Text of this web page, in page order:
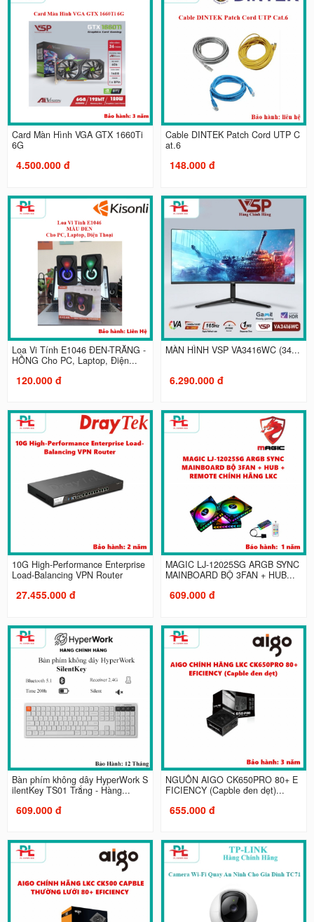
Card Màn Hình VGA GTX 1660Ti
6G
4.500.000 đ
Cable DINTEK Patch Cord UTP C
at.6
148.000 đ
Loa Vi Tính E1046 ĐEN-TRẮNG -
HỒNG Cho PC, Laptop, Điện...
120.000 đ
MÀN HÌNH VSP VA3416WC (34...
6.290.000 đ
10G High-Performance Enterprise
Load-Balancing VPN Router
27.455.000 đ
MAGIC LJ-12025SG ARGB SYNC
MAINBOARD BỘ 3FAN + HUB...
609.000 đ
Bàn phím không dây HyperWork S
ilentKey TS01 Trắng - Hàng...
609.000 đ
NGUỒN AIGO CK650PRO 80+ E
FICIENCY (Capble đen dẹt)...
655.000 đ